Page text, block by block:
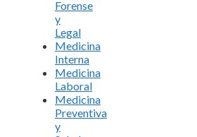
Forense
y
Legal
Medicina
Interna
Medicina
Laboral
Medicina
Preventiva
y